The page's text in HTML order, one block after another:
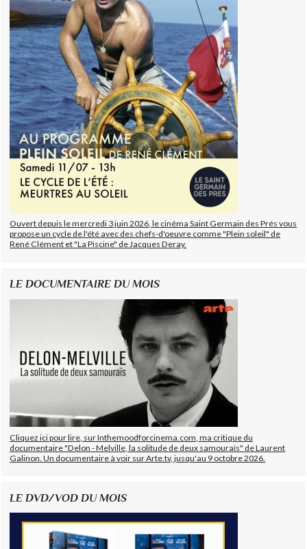
Ouvert depuis le mercredi 3 juin 2026, le cinéma Saint Germain des Prés vous
propose un cycle de l'été avec des chefs-d'oeuvre comme "Plein soleil" de
René Clément et "La Piscine" de Jacques Deray.
LE DOCUMENTAIRE DU MOIS
Cliquez ici pour lire, sur Inthemoodforcinema.com, ma critique du
documentaire "Delon - Melville, la solitude de deux samouraïs" de Laurent
Galinon. Un documentaire à voir sur Arte.tv, jusqu'au 9 octobre 2026.
LE DVD/VOD DU MOIS